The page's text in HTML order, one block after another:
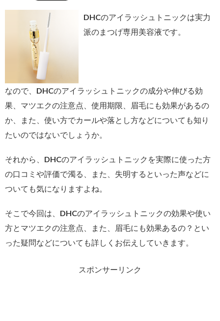
DHCのアイラッシュトニックは実力
派のまつげ専用美容液です。
なので、DHCのアイラッシュトニックの成分や伸びる効
果、マツエクの注意点、使用期限、眉毛にも効果があるの
か、また、使い方でカールや落とし方などについても知り
たいのではないでしょうか。
それから、DHCのアイラッシュトニックを実際に使った方
の口コミや評価で濁る、また、失明するといった声などに
ついても気になりますよね。
そこで今回は、DHCのアイラッシュトニックの効果や使い
方とマツエクの注意点、また、眉毛にも効果あるの？とい
った疑問などについても詳しくお伝えしていきます。
スポンサーリンク